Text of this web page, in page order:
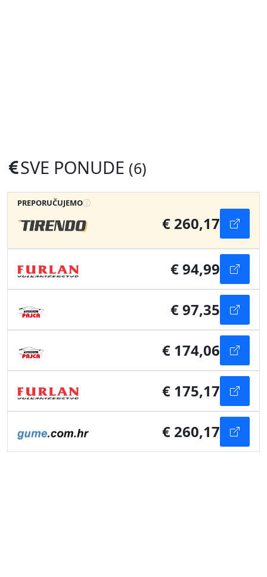
SVE PONUDE (6)
PREPORUČUJEMO
€ 260,17
€ 94,99
€ 97,35
€ 174,06
€ 175,17
€ 260,17